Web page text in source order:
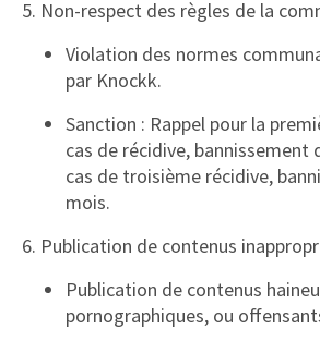
5. Non-respect des règles de la
Violation des normes
par Knockk.
Sanction : Rappel pour la
cas de récidive, bannissement
cas de troisième récidive,
mois.
6. Publication de contenus
Publication de contenus
pornographiques, ou